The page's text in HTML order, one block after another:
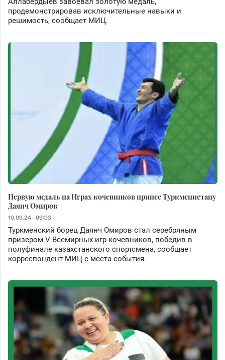
продемонстрировав исключительные навыки и
решимость, сообщает МИЦ.
Первую медаль на Играх кочевников принес Туркменистану
Даянч Омиров
10.09.24 - 09:03
Туркменский борец Даянч Омиров стал серебряным
призером V Всемирных игр кочевников, победив в
полуфинале казахстанского спортсмена, сообщает
корреспондент МИЦ с места события.